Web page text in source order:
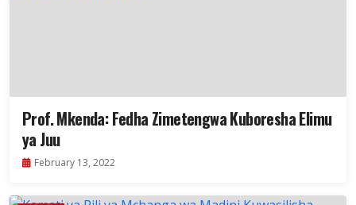
Prof. Mkenda: Fedha Zimetengwa Kuboresha Elimu
ya Juu
February 13, 2022